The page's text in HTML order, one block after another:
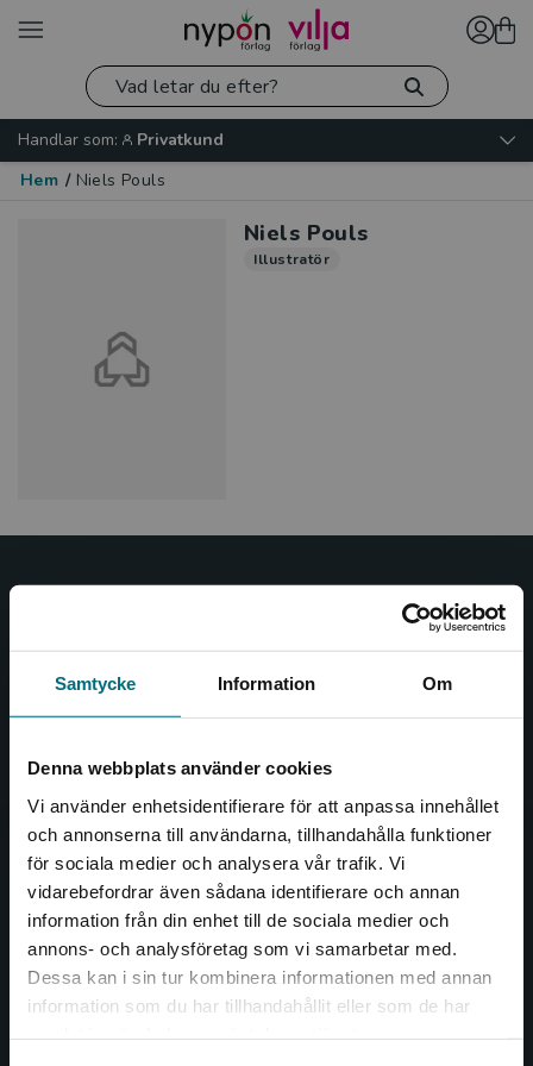
Samtycke Information Om
Denna webbplats använder cookies
Vi använder enhetsidentifierare för att anpassa innehållet
och annonserna till användarna, tillhandahålla funktioner
för sociala medier och analysera vår trafik. Vi
vidarebefordrar även sådana identifierare och annan
information från din enhet till de sociala medier och
annons- och analysföretag som vi samarbetar med.
Dessa kan i sin tur kombinera informationen med annan
information som du har tillhandahållit eller som de har
Begränsad fraktregion
Det verkar som att du besöker
Handlar som:
Privatkund
Hem / Niels Pouls
Niels Pouls
Illustratör
Nypon och Vilja
Nypon och Vilja förlag ger ut böcker som väcker läslust
och öppnar dörren till nya världar och möjligheter för
Kontakta oss
Kontakta oss
046-31 20 00
Box 141
221 00 Lund